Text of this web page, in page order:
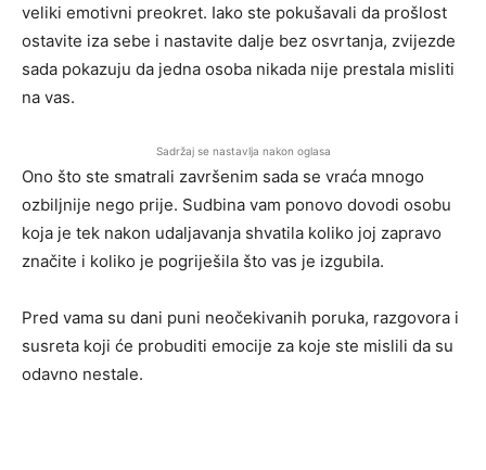
veliki emotivni preokret. Iako ste pokušavali da prošlost
ostavite iza sebe i nastavite dalje bez osvrtanja, zvijezde
sada pokazuju da jedna osoba nikada nije prestala misliti
na vas.
Sadržaj se nastavlja nakon oglasa
Ono što ste smatrali završenim sada se vraća mnogo
ozbiljnije nego prije. Sudbina vam ponovo dovodi osobu
koja je tek nakon udaljavanja shvatila koliko joj zapravo
značite i koliko je pogriješila što vas je izgubila.
Pred vama su dani puni neočekivanih poruka, razgovora i
susreta koji će probuditi emocije za koje ste mislili da su
odavno nestale.